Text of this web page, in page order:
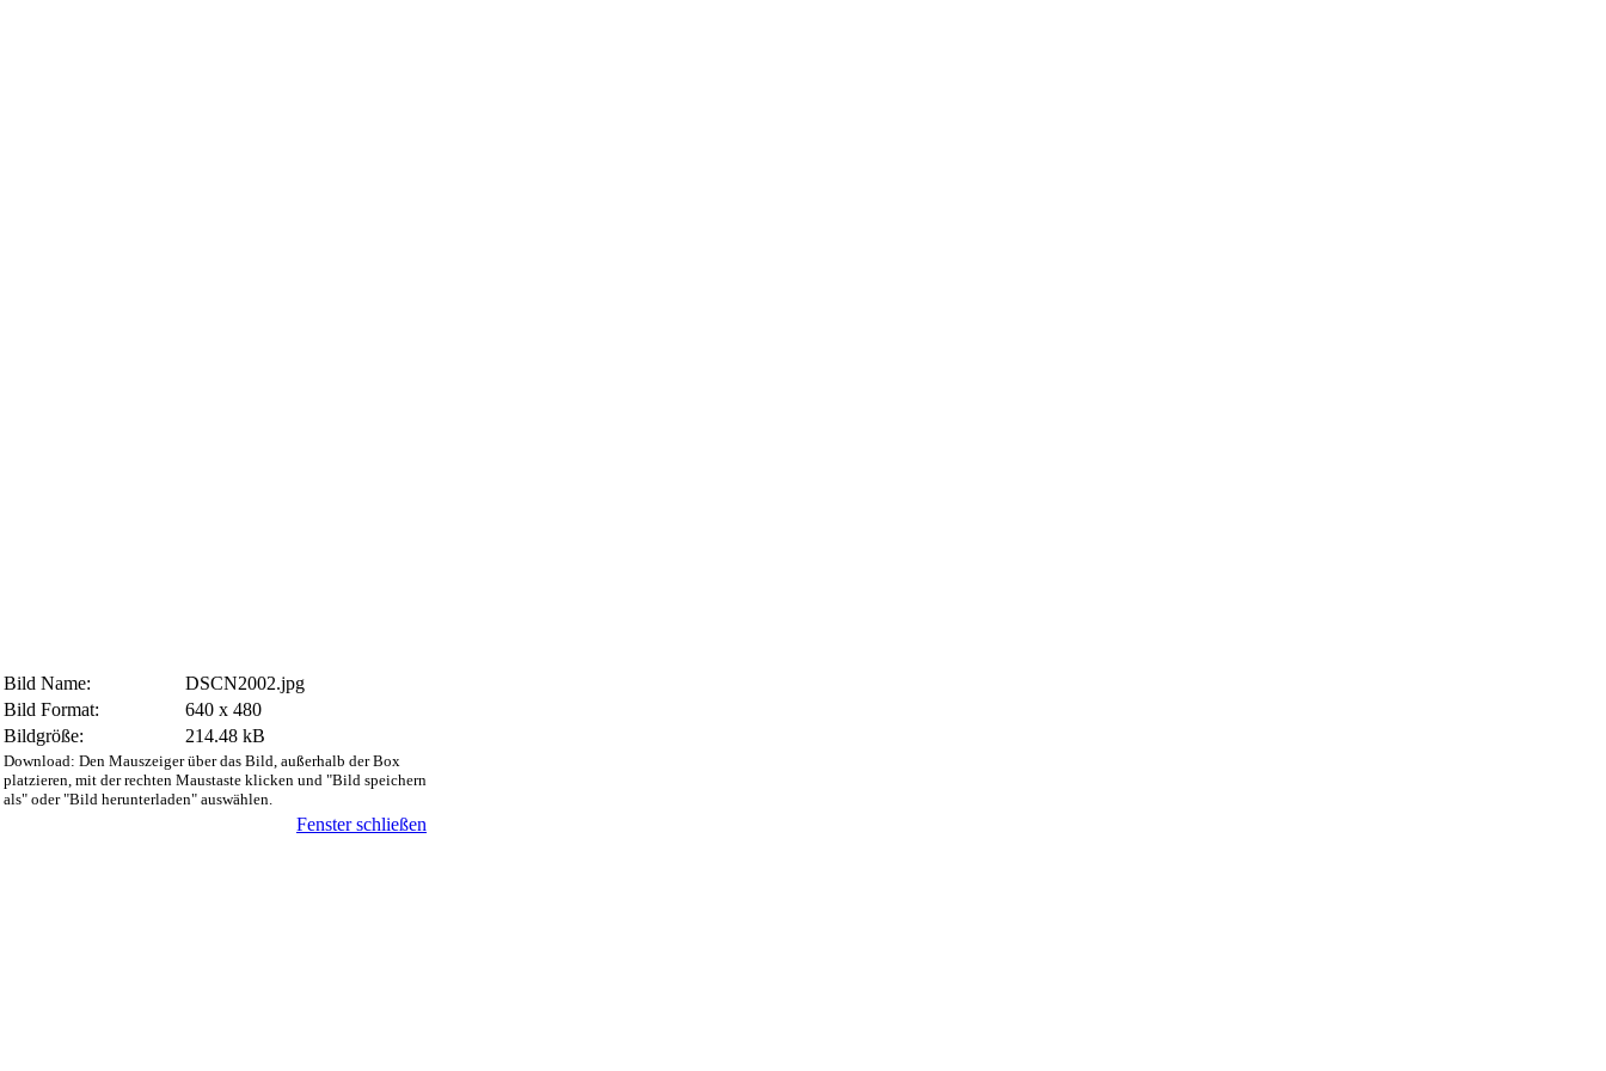
Bild Name:
DSCN2002.jpg
Bild Format:
640 x 480
Bildgröße:
214.48 kB
Download: Den Mauszeiger über das Bild, außerhalb der Box
platzieren, mit der rechten Maustaste klicken und "Bild speichern
als" oder "Bild herunterladen" auswählen.
Fenster schließen